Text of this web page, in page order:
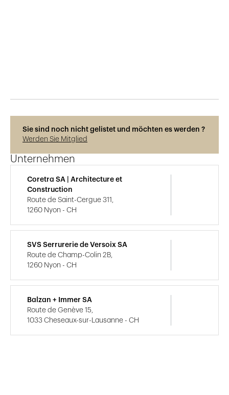
Sie sind noch nicht gelistet und möchten es werden ?
Werden Sie Mitglied
Unternehmen
Coretra SA | Architecture et
Construction
Route de Saint-Cergue 311,
1260 Nyon - CH
SVS Serrurerie de Versoix SA
Route de Champ-Colin 2B,
1260 Nyon - CH
Balzan + Immer SA
Route de Genève 15,
1033 Cheseaux-sur-Lausanne - CH